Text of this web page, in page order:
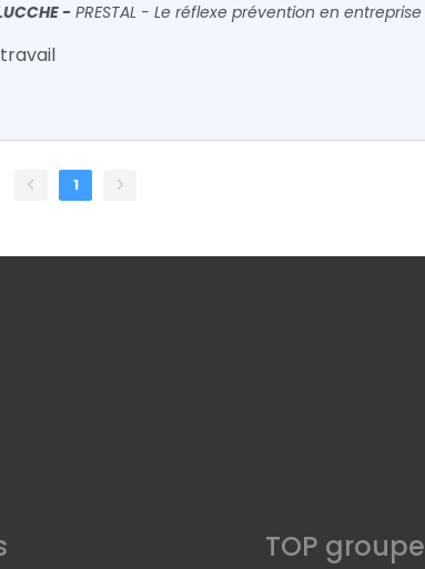
- PRESTAL - Le réflexe prévention en entreprise
1
TOP groupe